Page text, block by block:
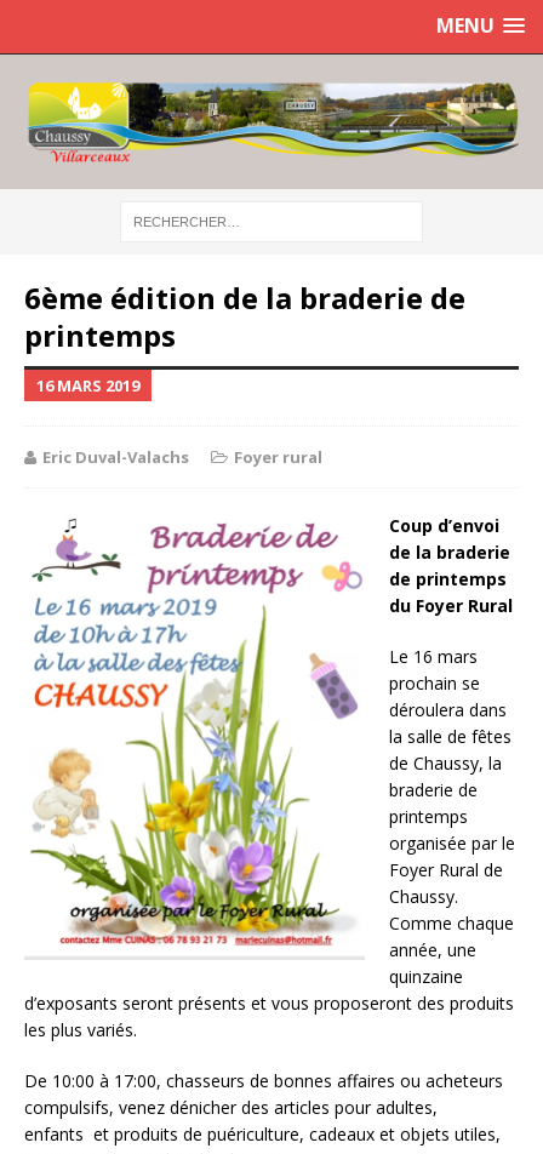
MENU
6ème édition de la braderie de
printemps
16 MARS 2019
Eric Duval-Valachs Foyer rural
Coup d’envoi
de la braderie
de printemps
du Foyer Rural
Le 16 mars
prochain se
déroulera dans
la salle de fêtes
de Chaussy, la
braderie de
printemps
organisée par le
Foyer Rural de
Chaussy.
Comme chaque
année, une
quinzaine
d’exposants seront présents et vous proposeront des produits
les plus variés.
De 10:00 à 17:00, chasseurs de bonnes affaires ou acheteurs
compulsifs, venez dénicher des articles pour adultes,
enfants et produits de puériculture, cadeaux et objets utiles,